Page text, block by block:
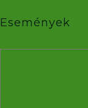
Események